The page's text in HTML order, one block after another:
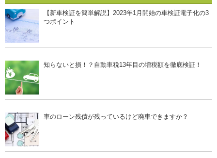
【新車検証を簡単解説】2023年1月開始の車検証電子化の3
つポイント
知らないと損！？自動車税13年目の増税額を徹底検証！
車のローン残債が残っているけど廃車できますか？